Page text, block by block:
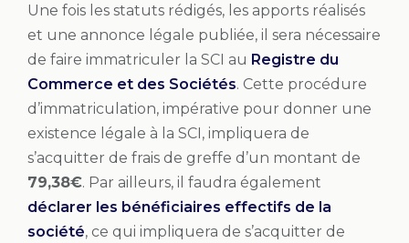
Une fois les statuts rédigés, les apports réalisés
et une annonce légale publiée, il sera nécessaire
de faire immatriculer la SCI au Registre du
Commerce et des Sociétés. Cette procédure
d’immatriculation, impérative pour donner une
existence légale à la SCI, impliquera de
s’acquitter de frais de greffe d’un montant de
79,38€. Par ailleurs, il faudra également
déclarer les bénéficiaires effectifs de la
société, ce qui impliquera de s’acquitter de